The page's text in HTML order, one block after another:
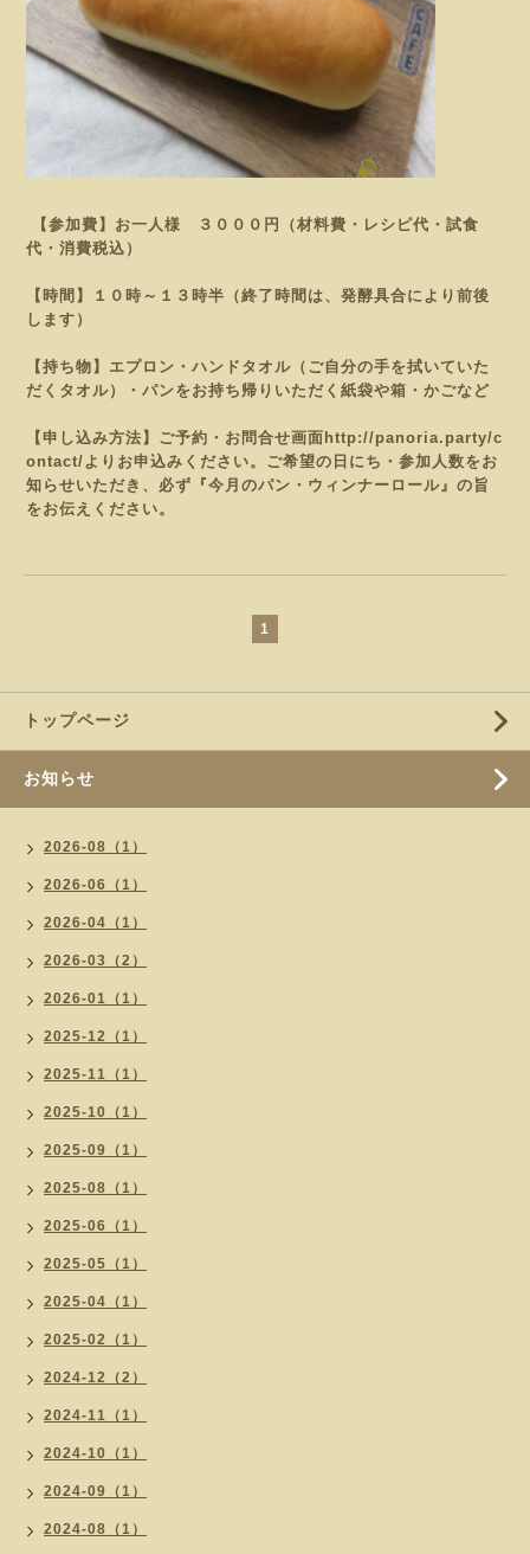
【参加費】お一人様 ３０００円（材料費・レシピ代・試食
代・消費税込）
【時間】１０時～１３時半（終了時間は、発酵具合により前後
します）
【持ち物】エプロン・ハンドタオル（ご自分の手を拭いていた
だくタオル）・パンをお持ち帰りいただく紙袋や箱・かごなど
【申し込み方法】ご予約・お問合せ画面 http://panoria.party/c
ontact/ よりお申込みください。 ご希望の日にち・参加人数をお
知らせいただき、必ず『今月のパン・ウィンナーロール』の旨
をお伝えください。
1
トップページ
お知らせ
2026-08（1）
2026-06（1）
2026-04（1）
2026-03（2）
2026-01（1）
2025-12（1）
2025-11（1）
2025-10（1）
2025-09（1）
2025-08（1）
2025-06（1）
2025-05（1）
2025-04（1）
2025-02（1）
2024-12（2）
2024-11（1）
2024-10（1）
2024-09（1）
2024-08（1）